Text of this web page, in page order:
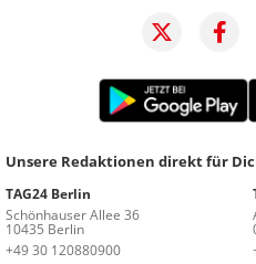
Unsere Redaktionen direkt für
TAG24 Berlin
Schönhauser Allee 36
10435 Berlin
+49 30 120880900